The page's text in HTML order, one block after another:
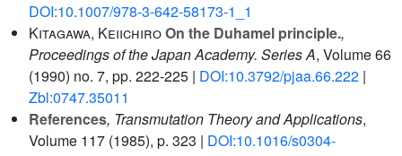
DOI:10.1007/978-3-642-58173-1_1
Kitagawa, KeiichiroOn the Duhamel principle.,
Proceedings of the Japan Academy. Series A, Volume 66
(1990) no. 7, pp. 222-225 | DOI:10.3792/pjaa.66.222 |
Zbl:0747.35011
References, Transmutation Theory and Applications,
Volume 117 (1985), p. 323 | DOI:10.1016/s0304-